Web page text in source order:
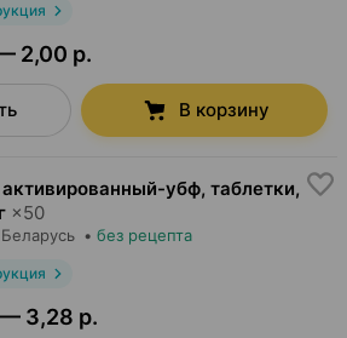
2,00 р.
В корзину
активированный-убф, таблетки,
×50
, Беларусь • без рецепта
3,28 р.